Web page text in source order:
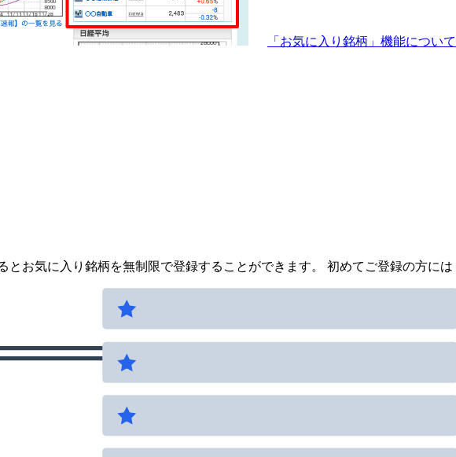
「お気に入り銘柄」機能につい
お気に入り銘柄を無制限で登録することができます。 初めてご登録の方には